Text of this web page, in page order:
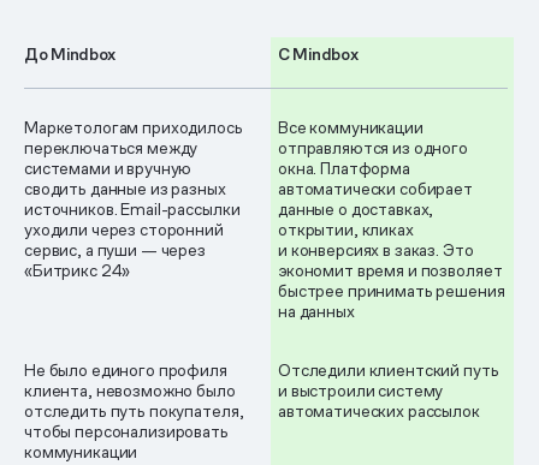
До Mindbox С Mindbox
Маркетологам приходилось
переключаться между
системами и вручную
сводить данные из разных
источников. Email-рассылки
уходили через сторонний
сервис, а пуши — через
«Битрикс 24»
Все коммуникации
отправляются из одного
окна. Платформа
автоматически собирает
данные о доставках,
открытии, кликах
и конверсиях в заказ. Это
экономит время и позволяет
быстрее принимать решения
на данных
Не было единого профиля
клиента, невозможно было
отследить путь покупателя,
чтобы персонализировать
коммуникации
Отследили клиентский путь
и выстроили систему
автоматических рассылок